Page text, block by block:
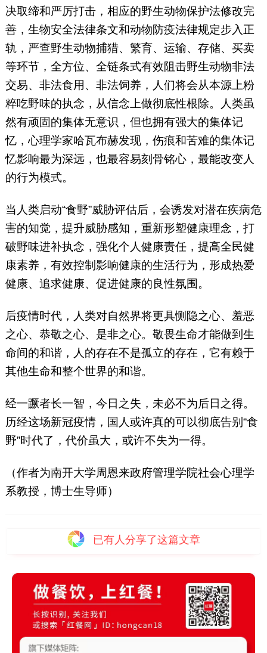
决取缔和严厉打击，相应的野生动物保护法修改完
善，生物安全法律条文和动物防疫法律规定步入正
轨，严查野生动物捕猎、繁育、运输、存储、买卖
等环节，全方位、全链条式有效阻击野生动物非法
交易、非法食用、非法饲养，人们将会从本源上粉
粹吃野味的执念，从信念上做彻底性根除。人类虽
然有顽固的集体无意识，但也拥有强大的集体记
忆，心理学家哈瓦布赫发现，伤痕和苦难的集体记
忆影响最为深远，也最容易刻骨铭心，最能改变人
的行为模式。
当人类启动“食野”威胁评估后，会诱发对潜在疾病危
害的知觉，提升威胁感知，重新形塑健康理念，打
破野味进补执念，强化个人健康责任，提高全民健
康素养，有效控制影响健康的生活行为，形成热爱
健康、追求健康、促进健康的良性氛围。
后疫情时代，人类对自然界将更具恻隐之心、羞恶
之心、恭敬之心、是非之心。敬畏生命才能做到生
命间的和谐，人的存在不是孤立的存在，它有赖于
其他生命和整个世界的和谐。
经一蹶者长一智，今日之失，未必不为后日之得。
历经这场新冠疫情，国人或许真的可以彻底告别“食
野”时代了，代价虽大，或许不失为一得。
（作者为南开大学周恩来政府管理学院社会心理学
系教授，博士生导师）
已有 人分享了这篇文章